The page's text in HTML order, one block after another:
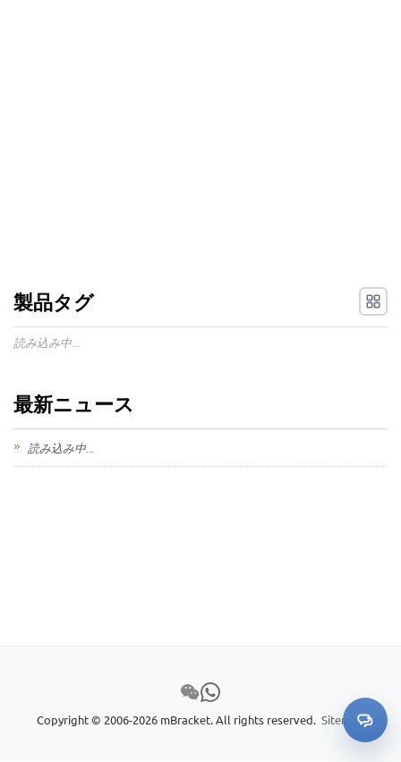
製品タグ
読み込み中...
最新ニュース
読み込み中...
Copyright © 2006-2026 mBracket. All rights reserved. Sitemap